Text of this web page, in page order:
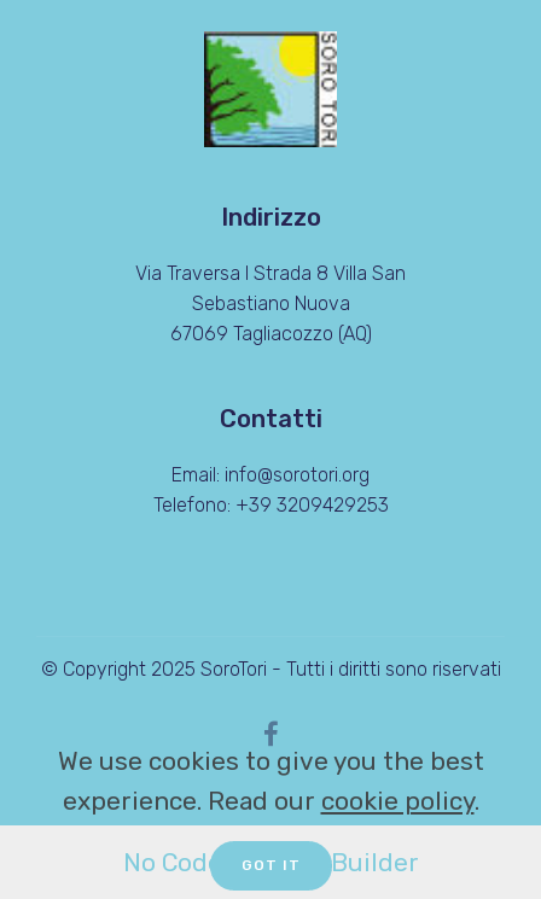
Indirizzo
Via Traversa I Strada 8 Villa San
Sebastiano Nuova
67069 Tagliacozzo (AQ)
Contatti
Email: info@sorotori.org
Telefono: +39 3209429253
© Copyright 2025 SoroTori - Tutti i diritti sono riservati
No Code Website Builder
We use cookies to give you the best
experience. Read our cookie policy.
GOT IT